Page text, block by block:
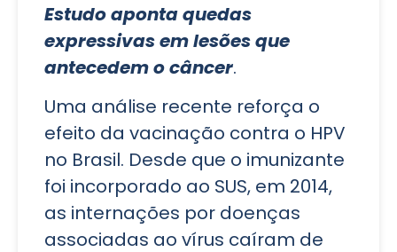
Estudo aponta quedas
expressivas em lesões que
antecedem o câncer.
Uma análise recente reforça o
efeito da vacinação contra o HPV
no Brasil. Desde que o imunizante
foi incorporado ao SUS, em 2014,
as internações por doenças
associadas ao vírus caíram de